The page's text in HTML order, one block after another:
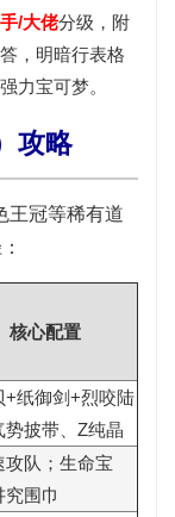
/大佬分级，附
，明暗行表格
力宝可梦。
攻略
王冠等稀有道
核心配置
+纸御剑+烈咬陆
势披带、Z纯晶
攻队；生命宝
究围巾